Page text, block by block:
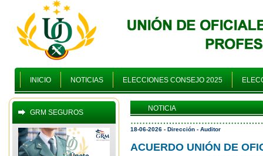
INICIO NOTICIAS ELECCIONES CONSEJO 2025
GRM SEGUROS NOTICIA
18-06-2026 - Dirección - Auditor
ACUERDO UNIÓN DE